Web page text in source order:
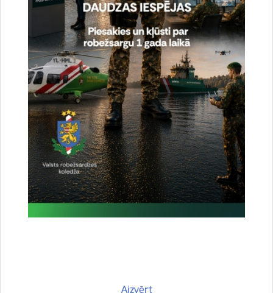
Aizvērt
tirdzniecības apkarošanu Centrālāzijas reģionā. Katrs jauns
BOMCA posms, ieskaitot pašreizējo, tika izstrādāts tā, lai
pakāpeniski attīstītu un palielinātu iepriekšējos posmos
sasniegtos rezultātus.
Drukāt lapu
Dalīties